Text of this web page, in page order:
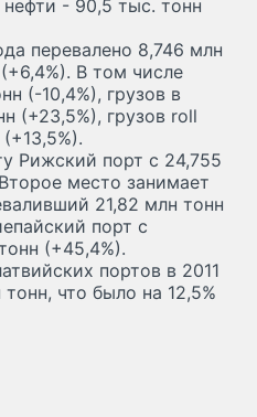
- 90,5 тыс. тонн
перевалено 8,746 млн
В том числе
(-10,4%), грузов в
(+23,5%), грузов roll
Рижский порт с 24,755
место занимает
21,82 млн тонн
порт с
(+45,4%).
портов в 2011
что было на 12,5%